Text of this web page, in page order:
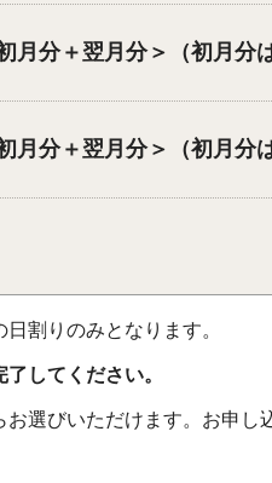
月分＋翌月分＞（初月分
月分＋翌月分＞（初月分
割りのみとなります。
了してください。
選びいただけます。お申し